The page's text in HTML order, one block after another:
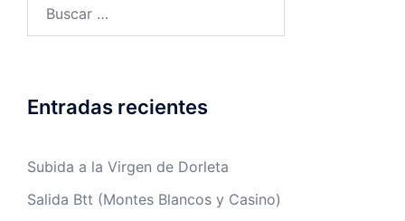
Entradas recientes
Subida a la Virgen de Dorleta
Salida Btt (Montes Blancos y Casino)